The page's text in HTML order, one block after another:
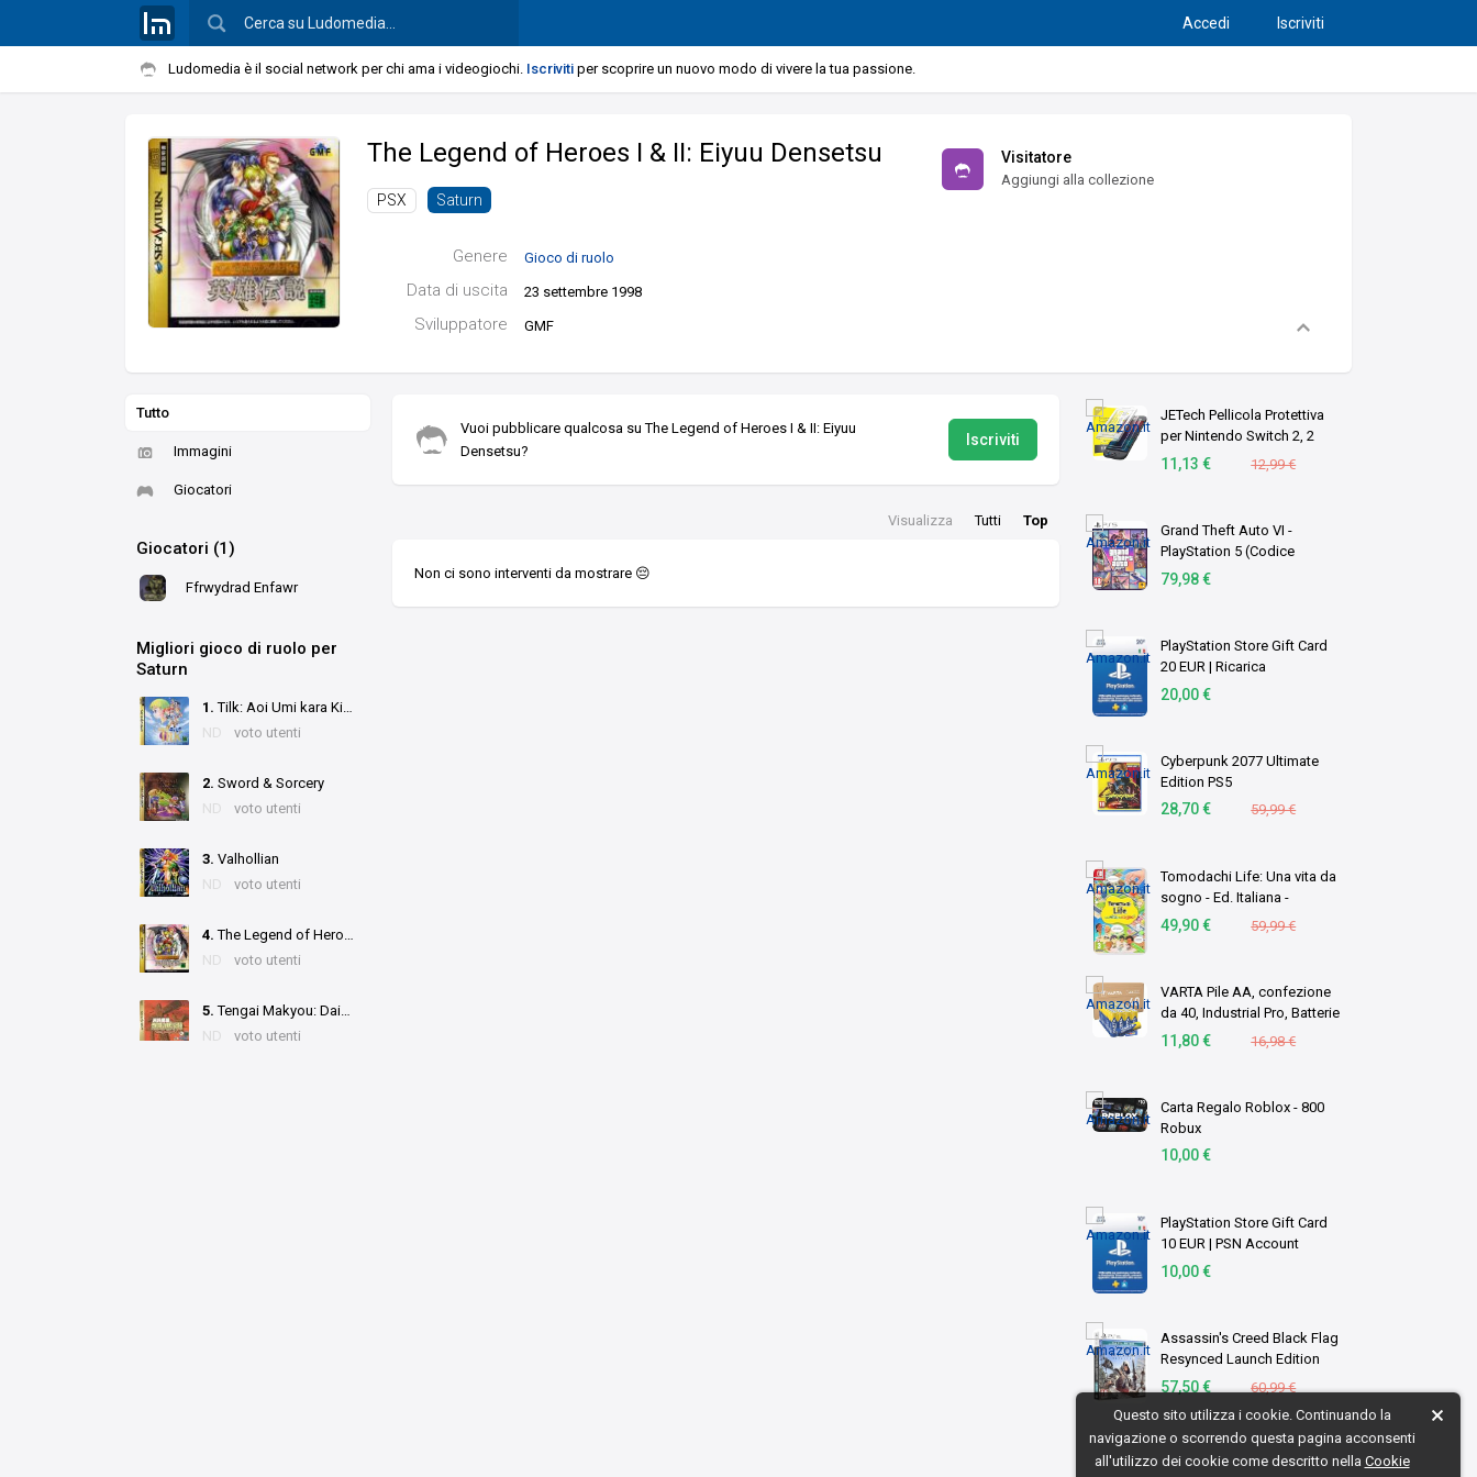
Accedi Iscriviti
Ludomedia è il social network per chi ama i videogiochi. Iscriviti per scoprire un nuovo modo di vivere la tua passione.
The Legend of Heroes I & II: Eiyuu Densetsu
PSX Saturn
Genere Gioco di ruolo
Data di uscita 23 settembre 1998
Sviluppatore GMF
Visitatore
Aggiungi alla collezione
Tutto
Immagini
Giocatori
Giocatori (1)
Ffrwydrad Enfawr
Migliori gioco di ruolo per
Saturn
1. Tilk: Aoi Umi kara Kita Shoujo
ND
voto utenti
2. Sword & Sorcery
ND
voto utenti
3. Valhollian
ND
voto utenti
4. The Legend of Heroes I & II: Eiyuu Densetsu
ND
voto utenti
5. Tengai Makyou: Daishi no Mokushiroku - The Apocalypse IV
ND
voto utenti
JETech Pellicola Protettiva
per Nintendo Switch 2, 2
Pezzi
11,13 € 12,99 €
Grand Theft Auto VI -
PlayStation 5 (Codice
download)
79,98 €
PlayStation Store Gift Card
20 EUR | Ricarica
Portafoglio PSN | Account
20,00 €
Cyberpunk 2077 Ultimate
Edition PS5
28,70 € 59,99 €
Tomodachi Life: Una vita da
sogno - Ed. Italiana -
Versione su scheda
49,90 € 59,99 €
VARTA Pile AA, confezione
da 40, Industrial Pro, Batterie
Alcaline, 1,5V, pacco di
11,80 € 16,98 €
Carta Regalo Roblox - 800
Robux
10,00 €
PlayStation Store Gift Card
10 EUR | PSN Account
italiano | PS5/PS4 Codice
10,00 €
Assassin's Creed Black Flag
Resynced Launch Edition
(PS5)
57,50 € 60,99 €
Vuoi pubblicare qualcosa su The Legend of Heroes I & II: Eiyuu
Densetsu?
Iscriviti
Visualizza Tutti Top
Non ci sono interventi da mostrare 😔
Questo sito utilizza i cookie. Continuando la
navigazione o scorrendo questa pagina acconsenti
all'utilizzo dei cookie come descritto nella Cookie